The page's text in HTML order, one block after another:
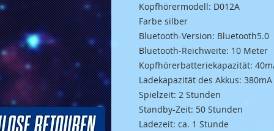
Kopfhörermodell: D012A
Farbe silber
Bluetooth-Version: Bluetooth5.0
Bluetooth-Reichweite: 10 Meter
Kopfhörerbatteriekapazität:
Ladekapazität des Akkus: 380mA
Spielzeit: 2 Stunden
Standby-Zeit: 50 Stunden
Ladezeit: ca. 1 Stunde